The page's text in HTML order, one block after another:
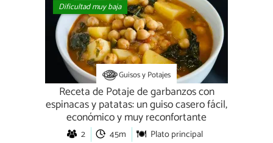
Dificultad muy baja
Guisos y Potajes
Receta de Potaje de garbanzos con
espinacas y patatas: un guiso casero fácil,
económico y muy reconfortante
2 45m Plato principal